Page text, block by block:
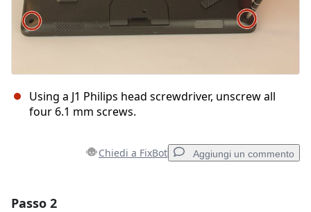
Using a J1 Philips head screwdriver, unscrew all
four 6.1 mm screws.
Chiedi a FixBot Aggiungi un commento
Passo 2